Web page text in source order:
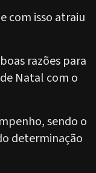
com isso atraiu
razões para
Natal com o
sendo o
determinação